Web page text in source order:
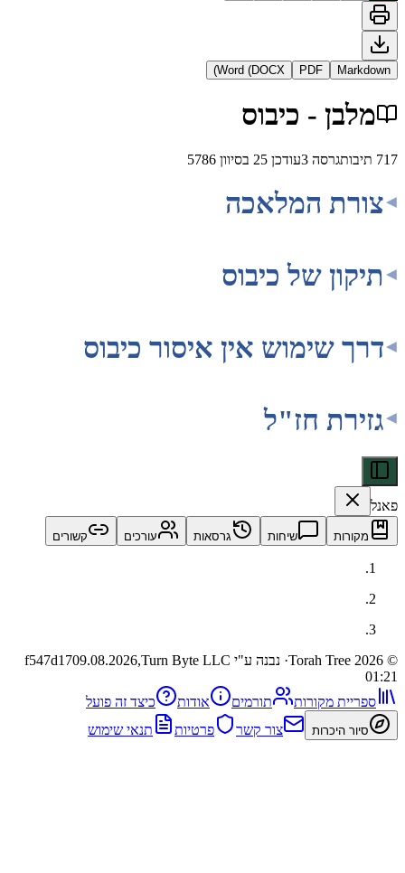
PDF
Word (DOCX)
- כיבוס
גרסה 3עודכן 25 בסיוון 5786
המלאכה
של כיבוס
שימוש אין איסור כיבוס
חז"ל
שיחות גרסאות עורכים קשורים
· נבנה ע"י Turn Byte LLC f547d1709.08.2026,
מקורות תורמים אודות כיצד זה פועל
היכרות צור קשר פרטיות תנאי שימוש